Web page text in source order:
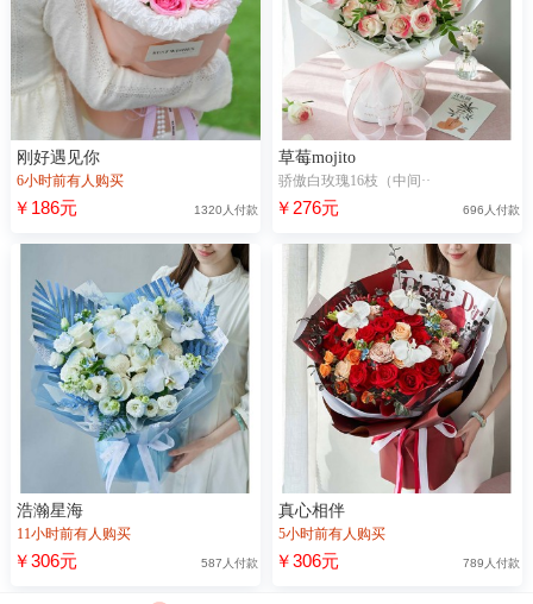
刚好遇见你
6小时前有人购买
￥186元 1320人付款
草莓mojito
骄傲白玫瑰16枝（中间··
￥276元 696人付款
浩瀚星海
11小时前有人购买
￥306元 587人付款
真心相伴
5小时前有人购买
￥306元 789人付款